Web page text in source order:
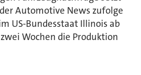
Automotive News zufolge
US-Bundesstaat Illinois ab
Wochen die Produktion